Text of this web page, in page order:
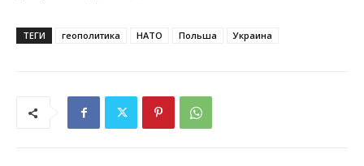
ТЕГИ геополитика НАТО Польша Украина